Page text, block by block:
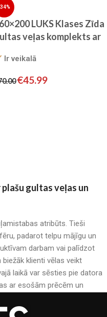
LUKS Klases Zīda
veļas komplekts ar
Ir veikalā
€45.99
gultas veļas un
atribūts. Tieši
padarot telpu mājīgu un
darbam vai palīdzot
klienti vēlas veikt
laikā var sēsties pie datora
ar esošām prēcēm un
gan kokvilna satīna gultas